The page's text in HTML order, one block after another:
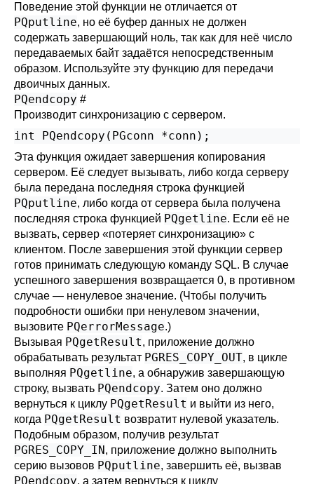
Поведение этой функции не отличается от
PQputline, но её буфер данных не должен
содержать завершающий ноль, так как для неё число
передаваемых байт задаётся непосредственным
образом. Используйте эту функцию для передачи
двоичных данных.
PQendcopy #
Производит синхронизацию с сервером.
Эта функция ожидает завершения копирования
сервером. Её следует вызывать, либо когда серверу
была передана последняя строка функцией
PQputline, либо когда от сервера была получена
последняя строка функцией PQgetline. Если её не
вызвать, сервер «потеряет синхронизацию» с
клиентом. После завершения этой функции сервер
готов принимать следующую команду SQL. В случае
успешного завершения возвращается 0, в противном
случае — ненулевое значение. (Чтобы получить
подробности ошибки при ненулевом значении,
вызовите PQerrorMessage.)
Вызывая PQgetResult, приложение должно
обрабатывать результат PGRES_COPY_OUT, в цикле
выполняя PQgetline, а обнаружив завершающую
строку, вызвать PQendcopy. Затем оно должно
вернуться к циклу PQgetResult и выйти из него,
когда PQgetResult возвратит нулевой указатель.
Подобным образом, получив результат
PGRES_COPY_IN, приложение должно выполнить
серию вызовов PQputline, завершить её, вызвав
PQendcopy, а затем вернуться к циклу